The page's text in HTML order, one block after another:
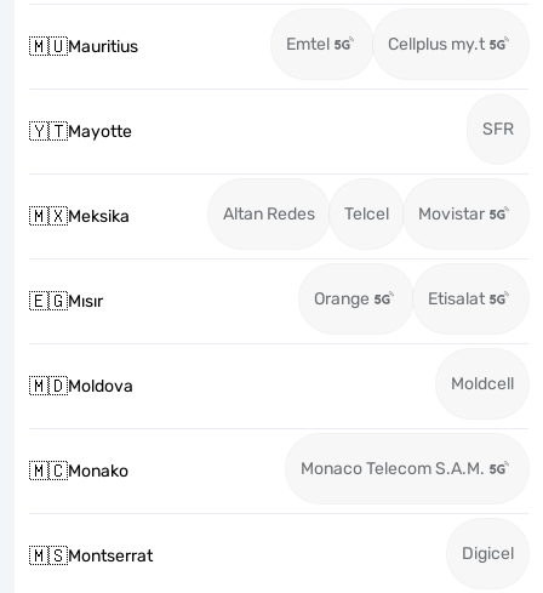
🇲🇺Mauritius Emtel Cellplus my.t
🇾🇹Mayotte SFR
🇲🇽Meksika Altan Redes Telcel Movistar
🇪🇬Mısır Orange Etisalat
🇲🇩Moldova Moldcell
🇲🇨Monako Monaco Telecom S.A.M.
🇲🇸Montserrat Digicel